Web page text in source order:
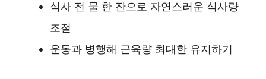
식사 전 물 한 잔으로 자연스러운 식사량
조절
운동과 병행해 근육량 최대한 유지하기